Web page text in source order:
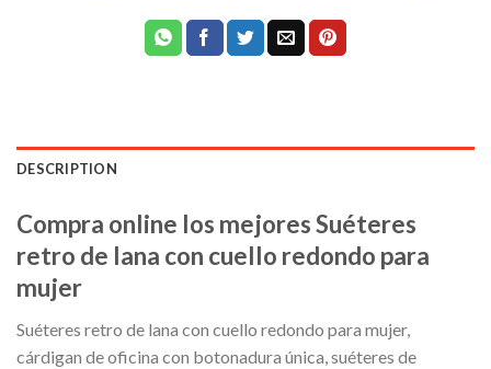
DESCRIPTION
Compra online los mejores Suéteres
retro de lana con cuello redondo para
mujer
Suéteres retro de lana con cuello redondo para mujer,
cárdigan de oficina con botonadura única, suéteres de